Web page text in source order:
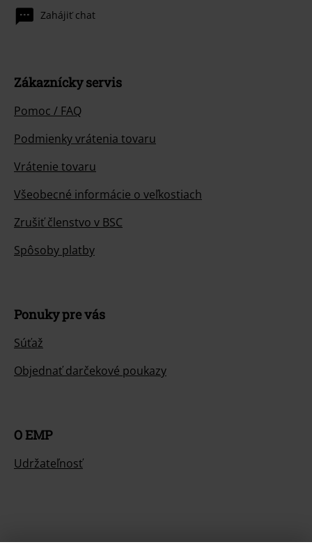
Zahájiť chat
Zákaznícky servis
Pomoc / FAQ
Podmienky vrátenia tovaru
Vrátenie tovaru
Všeobecné informácie o veľkostiach
Zrušiť členstvo v BSC
Spôsoby platby
Ponuky pre vás
Súťaž
Objednať darčekové poukazy
O EMP
Udržateľnosť